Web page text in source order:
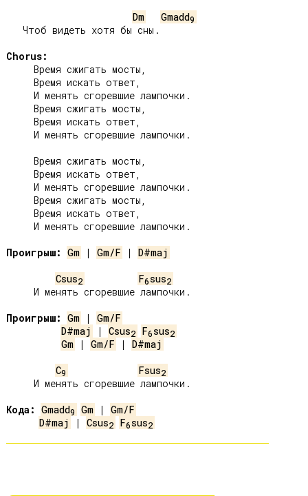
Dm
Gmadd9
Chorus:
Проигрыш: Gm | Gm/F | D#maj
Csus2 F6sus2
Проигрыш: Gm | Gm/F
D#maj
| Csus2 F6sus2
Gm | Gm/F | D#maj
C9 Fsus2
Кода: Gmadd9 Gm | Gm/F
D#maj
| Csus2 F6sus2